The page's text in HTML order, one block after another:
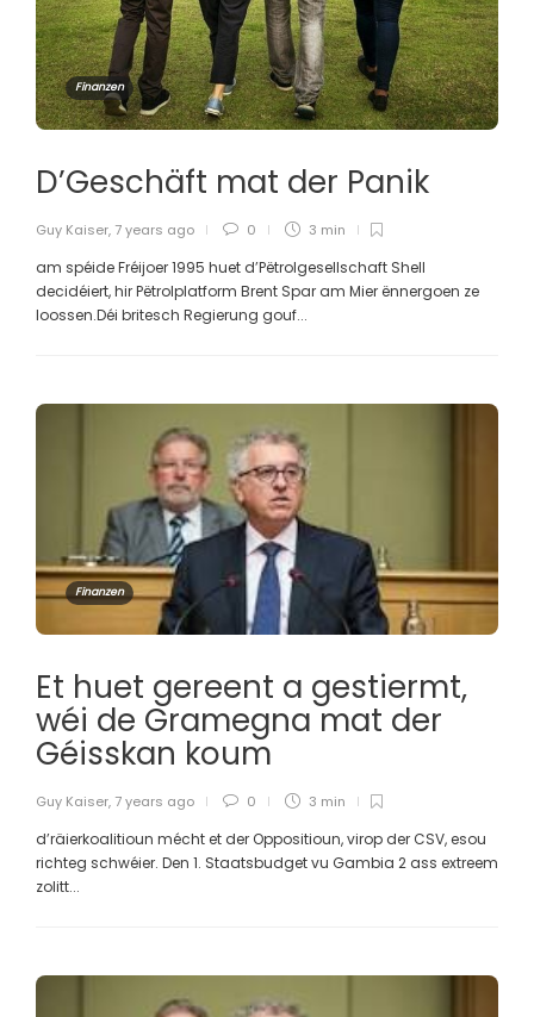
Finanzen
D’Geschäft mat der Panik
Guy Kaiser, 7 years ago 0 3 min
am spéide Fréijoer 1995 huet d’Pëtrolgesellschaft Shell
decidéiert, hir Pëtrolplatform Brent Spar am Mier ënnergoen ze
loossen.Déi britesch Regierung gouf...
Finanzen
Et huet gereent a gestiermt,
wéi de Gramegna mat der
Géisskan koum
Guy Kaiser, 7 years ago 0 3 min
d’räierkoalitioun mécht et der Oppositioun, virop der CSV, esou
richteg schwéier. Den 1. Staatsbudget vu Gambia 2 ass extreem
zolitt...